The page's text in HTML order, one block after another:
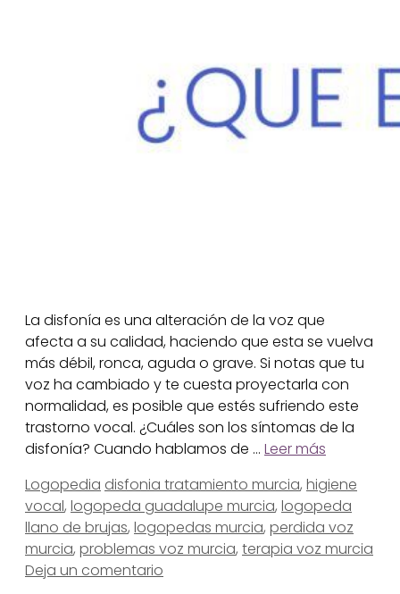
La disfonía es una alteración de la voz que
afecta a su calidad, haciendo que esta se vuelva
más débil, ronca, aguda o grave. Si notas que tu
voz ha cambiado y te cuesta proyectarla con
normalidad, es posible que estés sufriendo este
trastorno vocal. ¿Cuáles son los síntomas de la
disfonía? Cuando hablamos de … Leer más
Categorías
Logopedia Etiquetas
disfonia tratamiento murcia, higiene
vocal, logopeda guadalupe murcia, logopeda
llano de brujas, logopedas murcia, perdida voz
murcia, problemas voz murcia, terapia voz murcia
Deja un comentario